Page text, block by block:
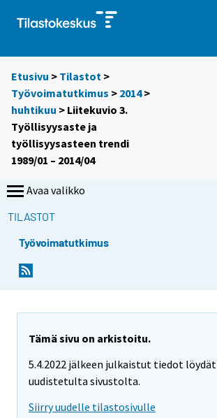
Etusivu > Tilastot >
Työvoimatutkimus > 2014>
huhtikuu > Liitekuvio 3.
Työllisyysaste ja
työllisyysasteen trendi
1989/01 – 2014/04
Avaa valikko
TILASTOT
Työvoimatutkimus
Tämä sivu on arkistoitu.
5.4.2022 jälkeen julkaistut tiedot löydät
uudistetulta sivustolta.
Siirry uudelle tilastosivulle